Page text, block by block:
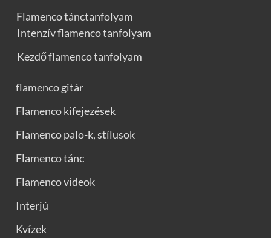
Flamenco tánctanfolyam
Intenzív flamenco tanfolyam
Kezdő flamenco tanfolyam
flamenco gitár
Flamenco kifejezések
Flamenco palo-k, stílusok
Flamenco tánc
Flamenco videok
Interjú
Kvízek